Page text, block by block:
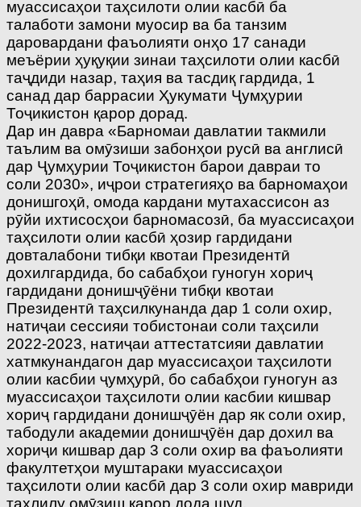
муассисаҳои таҳсилоти олии касбӣ ба
талаботи замони муосир ва ба танзим
даровардани фаъолияти онҳо 17 санади
меъёрии ҳуқуқии зинаи таҳсилоти олии касбӣ
таҷдиди назар, таҳия ва тасдиқ гардида, 1
санад дар баррасии Ҳукумати Ҷумҳурии
Тоҷикистон қарор дорад.
Дар ин давра «Барномаи давлатии такмили
таълим ва омӯзиши забонҳои русӣ ва англисӣ
дар Ҷумҳурии Тоҷикистон барои давраи то
соли 2030», иҷрои стратегияҳо ва барномаҳои
донишгоҳӣ, омода кардани мутахассисон аз
рӯйи ихтисосҳои барномасозӣ, ба муассисаҳои
таҳсилоти олии касбӣ ҳозир гардидани
довталабони тибқи квотаи Президентӣ
дохилгардида, бо сабабҳои гуногун хориҷ
гардидани донишҷӯёни тибқи квотаи
Президентӣ таҳсилкунанда дар 1 соли охир,
натиҷаи сессияи тобис­тонаи соли таҳсили
2022-2023, натиҷаи аттестатсияи давлатии
хатмкунандагон дар муассисаҳои таҳсилоти
олии касбии ҷумҳурӣ, бо сабабҳои гуногун аз
муассисаҳои таҳсилоти олии касбии кишвар
хориҷ гардидани донишҷӯён дар як соли охир,
табодули академии донишҷӯён дар дохил ва
хориҷи кишвар дар 3 соли охир ва фаъолияти
факултетҳои муштараки муассисаҳои
таҳсилоти олии касбӣ дар 3 соли охир мавриди
таҳлилу омӯзиш қарор дода шуд.